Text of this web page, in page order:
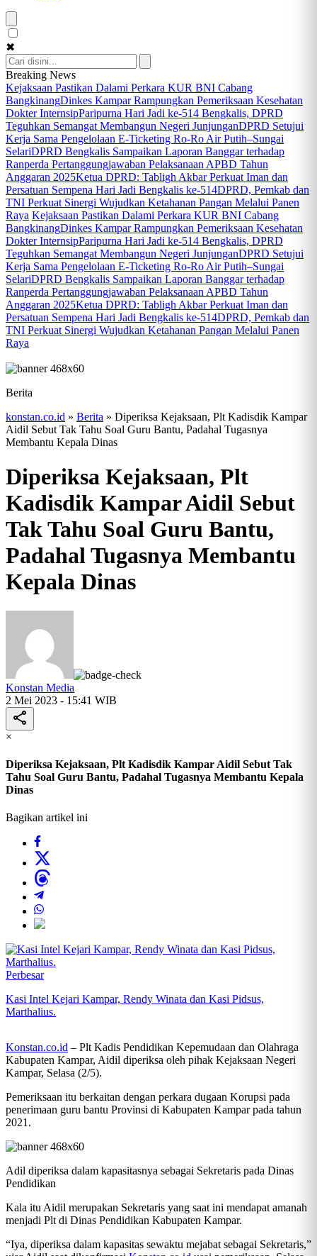
✖
Breaking News
Kejaksaan Pastikan Dalami Perkara KUR BNI Cabang
BangkinangDinkes Kampar Rampungkan Pemeriksaan Kesehatan
Dokter InternsipParipurna Hari Jadi ke-514 Bengkalis, DPRD
Teguhkan Semangat Membangun Negeri JunjunganDPRD Setujui
Kerja Sama Pengelolaan E-Ticketing Ro-Ro Air Putih–Sungai
SelariDPRD Bengkalis Sampaikan Laporan Banggar terhadap
Ranperda Pertanggungjawaban Pelaksanaan APBD Tahun
Anggaran 2025Ketua DPRD: Tabligh Akbar Perkuat Iman dan
Persatuan Sempena Hari Jadi Bengkalis ke-514DPRD, Pemkab dan
TNI Perkuat Sinergi Wujudkan Ketahanan Pangan Melalui Panen
Raya Kejaksaan Pastikan Dalami Perkara KUR BNI Cabang
BangkinangDinkes Kampar Rampungkan Pemeriksaan Kesehatan
Dokter InternsipParipurna Hari Jadi ke-514 Bengkalis, DPRD
Teguhkan Semangat Membangun Negeri JunjunganDPRD Setujui
Kerja Sama Pengelolaan E-Ticketing Ro-Ro Air Putih–Sungai
SelariDPRD Bengkalis Sampaikan Laporan Banggar terhadap
Ranperda Pertanggungjawaban Pelaksanaan APBD Tahun
Anggaran 2025Ketua DPRD: Tabligh Akbar Perkuat Iman dan
Persatuan Sempena Hari Jadi Bengkalis ke-514DPRD, Pemkab dan
TNI Perkuat Sinergi Wujudkan Ketahanan Pangan Melalui Panen
Raya
Berita
konstan.co.id » Berita » Diperiksa Kejaksaan, Plt Kadisdik Kampar
Aidil Sebut Tak Tahu Soal Guru Bantu, Padahal Tugasnya
Membantu Kepala Dinas
Diperiksa Kejaksaan, Plt
Kadisdik Kampar Aidil Sebut
Tak Tahu Soal Guru Bantu,
Padahal Tugasnya Membantu
Kepala Dinas
Konstan Media
2 Mei 2023 - 15:41 WIB
×
Diperiksa Kejaksaan, Plt Kadisdik Kampar Aidil Sebut Tak
Tahu Soal Guru Bantu, Padahal Tugasnya Membantu Kepala
Dinas
Bagikan artikel ini
Perbesar
Kasi Intel Kejari Kampar, Rendy Winata dan Kasi Pidsus,
Marthalius.
Konstan.co.id – Plt Kadis Pendidikan Kepemudaan dan Olahraga
Kabupaten Kampar, Aidil diperiksa oleh pihak Kejaksaan Negeri
Kampar, Selasa (2/5).
Pemeriksaan itu berkaitan dengan perkara dugaan Korupsi pada
penerimaan guru bantu Provinsi di Kabupaten Kampar pada tahun
2021.
Adil diperiksa dalam kapasitasnya sebagai Sekretaris pada Dinas
Pendidikan
Kala itu Aidil merupakan Sekretaris yang saat ini mendapat amanah
menjadi Plt di Dinas Pendidikan Kabupaten Kampar.
“Iya, diperiksa dalam kapasitas sewaktu mejabat sebagai Sekretaris,”